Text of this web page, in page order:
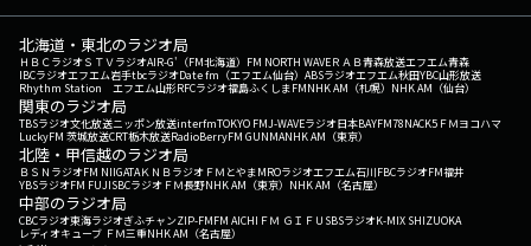
北海道・東北のラジオ局
ＨＢＣラジオＳＴＶラジオAIR-G'（FM北海道） FM NORTH WAVEＲＡＢ青森放送エフエム青森
IBCラジオエフエム岩手tbcラジオDate fm（エフエム仙台） ABSラジオエフエム秋田YBC山形放送
Rhythm Station エフエム山形RFCラジオ福島ふくしまFMNHK AM（札幌） NHK AM（仙台）
関東のラジオ局
TBSラジオ文化放送ニッポン放送interfmTOKYO FMJ-WAVEラジオ日本BAYFM78NACK5 ＦＭヨコハマ
LuckyFM 茨城放送CRT栃木放送RadioBerryFM GUNMANHK AM（東京）
北陸・甲信越のラジオ局
ＢＳＮラジオFM NIIGATAＫＮＢラジオ ＦＭとやまMROラジオエフエム石川FBCラジオFM福井
YBSラジオFM FUJISBCラジオ ＦＭ長野NHK AM（東京） NHK AM（名古屋）
中部のラジオ局
CBCラジオ東海ラジオぎふチャンZIP-FMFM AICHI ＦＭ ＧＩＦＵ SBSラジオK-MIX SHIZUOKA
レディオキューブ ＦＭ三重NHK AM（名古屋）